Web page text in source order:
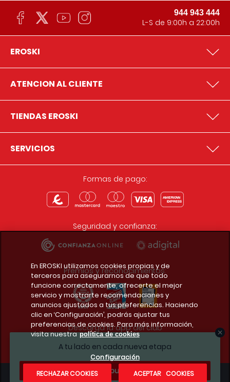
A tu lado en cada nueva etapa
¿Te apuntas?
944 943 444
L-S de 9:00h a 22:00h
EROSKI
ATENCION AL CLIENTE
TIENDAS EROSKI
SERVICIOS
Formas de pago:
Seguridad y confianza:
Premios y reconocimientos:
Descarga la app del club
En EROSKI utilizamos cookies propias y de
terceros para asegurarnos de que todo
funcione correctamente, ofrecerte el mejor
servicio y mostrarte recomendaciones y
anuncios ajustados a tus preferencias. Haciendo
clic en ‘Configuración’, podrás ajustar tus
preferencias de cookies. Para más información,
visita nuestra política de cookies
Configuración
RECHAZAR COOKIES
ACEPTAR COOKIES